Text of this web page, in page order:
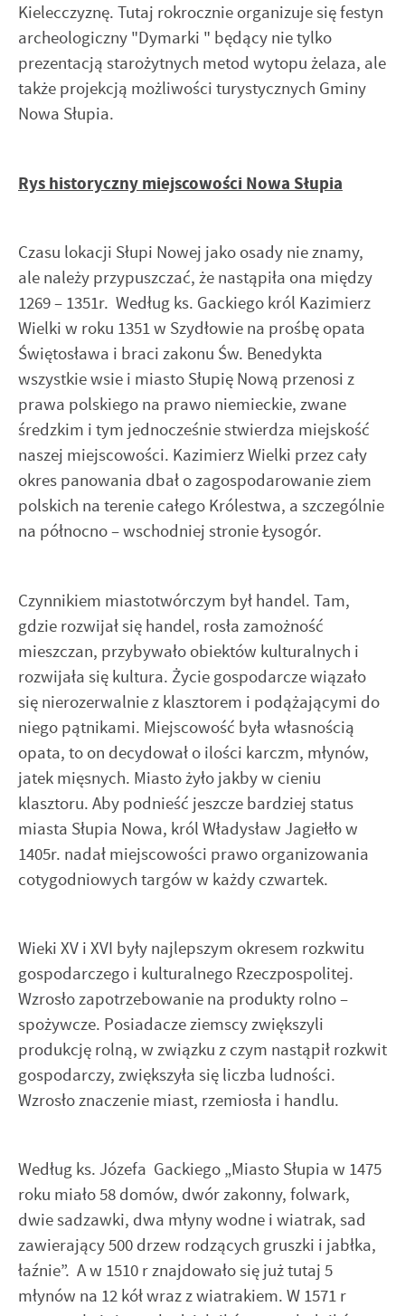
Kielecczyznę. Tutaj rokrocznie organizuje się festyn
archeologiczny "Dymarki " będący nie tylko
prezentacją starożytnych metod wytopu żelaza, ale
także projekcją możliwości turystycznych Gminy
Nowa Słupia.
Rys historyczny miejscowości Nowa Słupia
Czasu lokacji Słupi Nowej jako osady nie znamy,
ale należy przypuszczać, że nastąpiła ona między
1269 – 1351r. Według ks. Gackiego król Kazimierz
Wielki w roku 1351 w Szydłowie na prośbę opata
Świętosława i braci zakonu Św. Benedykta
wszystkie wsie i miasto Słupię Nową przenosi z
prawa polskiego na prawo niemieckie, zwane
średzkim i tym jednocześnie stwierdza miejskość
naszej miejscowości. Kazimierz Wielki przez cały
okres panowania dbał o zagospodarowanie ziem
polskich na terenie całego Królestwa, a szczególnie
na północno – wschodniej stronie Łysogór.
Czynnikiem miastotwórczym był handel. Tam,
gdzie rozwijał się handel, rosła zamożność
mieszczan, przybywało obiektów kulturalnych i
rozwijała się kultura. Życie gospodarcze wiązało
się nierozerwalnie z klasztorem i podążającymi do
niego pątnikami. Miejscowość była własnością
opata, to on decydował o ilości karczm, młynów,
jatek mięsnych. Miasto żyło jakby w cieniu
klasztoru. Aby podnieść jeszcze bardziej status
miasta Słupia Nowa, król Władysław Jagiełło w
1405r. nadał miejscowości prawo organizowania
cotygodniowych targów w każdy czwartek.
Wieki XV i XVI były najlepszym okresem rozkwitu
gospodarczego i kulturalnego Rzeczpospolitej.
Wzrosło zapotrzebowanie na produkty rolno –
spożywcze. Posiadacze ziemscy zwiększyli
produkcję rolną, w związku z czym nastąpił rozkwit
gospodarczy, zwiększyła się liczba ludności.
Wzrosło znaczenie miast, rzemiosła i handlu.
Według ks. Józefa Gackiego „Miasto Słupia w 1475
roku miało 58 domów, dwór zakonny, folwark,
dwie sadzawki, dwa młyny wodne i wiatrak, sad
zawierający 500 drzew rodzących gruszki i jabłka,
łaźnie”. A w 1510 r znajdowało się już tutaj 5
młynów na 12 kół wraz z wiatrakiem. W 1571 r